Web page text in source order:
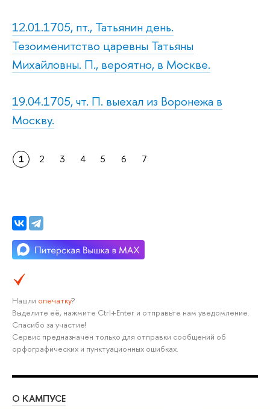
12.01.1705, пт., Татьянин день.
Тезоименитство царевны Татьяны
Михайловны. П., вероятно, в Москве.
19.04.1705, чт. П. выехал из Воронежа в
Москву.
1 2 3 4 5 6 7
Нашли опечатку?
Выделите её, нажмите Ctrl+Enter и отправьте нам уведомление.
Спасибо за участие!
Сервис предназначен только для отправки сообщений об
орфографических и пунктуационных ошибках.
О КАМПУСЕ